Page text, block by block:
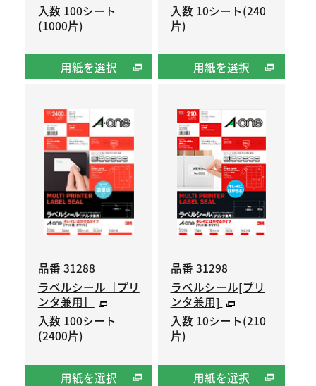
入数 100シート
(1000片)
用紙を選択
入数 10シート(240
片)
用紙を選択
品番 31288
ラベルシール［プリ
ンタ兼用］
入数 100シート
(2400片)
用紙を選択
品番 31298
ラベルシール[プリ
ンタ兼用]
入数 10シート(210
片)
用紙を選択